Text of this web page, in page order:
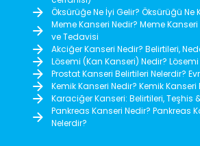
Öksürüğe Ne İyi Gelir? Öksürüğü Ne
Meme Kanseri Nedir? Meme Kanseri
ve Tedavisi
Akciğer Kanseri Nedir? Belirtileri,
Lösemi (Kan Kanseri) Nedir? Lösemi
Prostat Kanseri Belirtileri Nelerdir?
Kemik Kanseri Nedir? Kemik Kanseri
Karaciğer Kanseri: Belirtileri, Teşhis
Pankreas Kanseri Nedir? Pankreas
Nelerdir?